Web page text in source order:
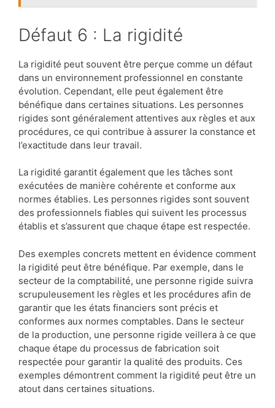
Défaut 6 : La rigidité
La rigidité peut souvent être perçue comme un défaut
dans un environnement professionnel en constante
évolution. Cependant, elle peut également être
bénéfique dans certaines situations. Les personnes
rigides sont généralement attentives aux règles et aux
procédures, ce qui contribue à assurer la constance et
l’exactitude dans leur travail.
La rigidité garantit également que les tâches sont
exécutées de manière cohérente et conforme aux
normes établies. Les personnes rigides sont souvent
des professionnels fiables qui suivent les processus
établis et s’assurent que chaque étape est respectée.
Des exemples concrets mettent en évidence comment
la rigidité peut être bénéfique. Par exemple, dans le
secteur de la comptabilité, une personne rigide suivra
scrupuleusement les règles et les procédures afin de
garantir que les états financiers sont précis et
conformes aux normes comptables. Dans le secteur
de la production, une personne rigide veillera à ce que
chaque étape du processus de fabrication soit
respectée pour garantir la qualité des produits. Ces
exemples démontrent comment la rigidité peut être un
atout dans certaines situations.